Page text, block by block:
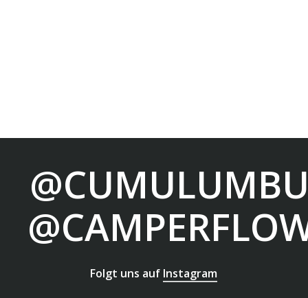
Folgt uns auf Instagram